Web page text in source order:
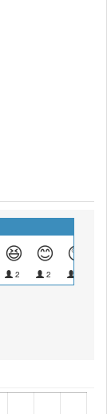
😆
2
😊
2
😲